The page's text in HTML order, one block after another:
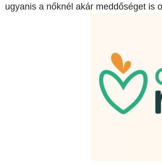
ugyanis a nőknél akár meddőséget is